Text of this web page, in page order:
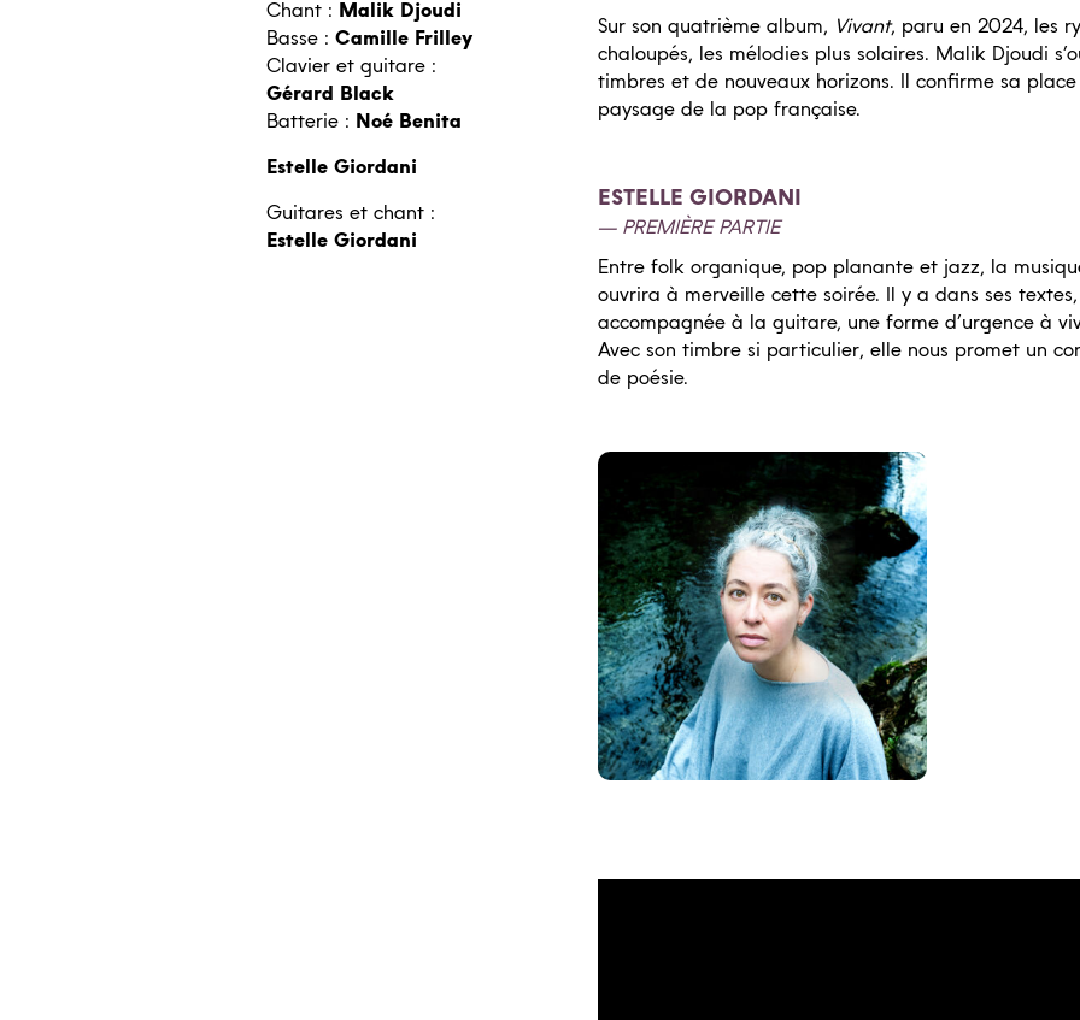
Programmation
Saison 2026-2027
Autour de la saison
Chant : Malik Djoudi
Basse : Camille Frilley
Clavier et guitare :
Gérard Black
Batterie : Noé Benita
Estelle Giordani
Guitares et chant :
Estelle Giordani
Sur son quatrième album, Vivant, paru en 2024, les
chaloupés, les mélodies plus solaires. Malik Djoudi
timbres et de nouveaux horizons. Il confirme sa
paysage de la pop française.
ESTELLE GIORDANI
PREMIÈRE PARTIE
Entre folk organique, pop planante et jazz, la
ouvrira à merveille cette soirée. Il y a dans ses textes,
accompagnée à la guitare, une forme d’urgence à
Avec son timbre si particulier, elle nous promet un
de poésie.